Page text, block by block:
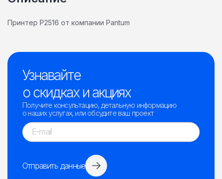
Принтер P2516 от компании Pantum
Узнавайте
о скидках и акциях
Получите консультацию, детальную информацию
о наших услугах, или обсудите ваш проект
Отправить данные